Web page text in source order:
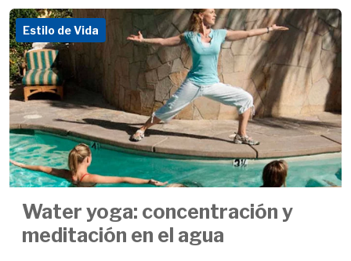
Estilo de Vida
Water yoga: concentración y
meditación en el agua